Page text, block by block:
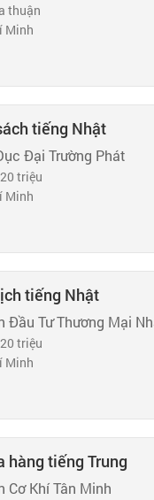
thuận
Minh
tiếng Nhật
Đại Trường Phát
triệu
Minh
tiếng Nhật
Đầu Tư Thương Mại
triệu
Minh
hàng tiếng Trung
Cơ Khí Tân Minh